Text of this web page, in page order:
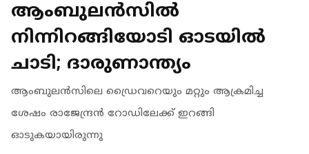
ആംബുലന്‍സില്‍
നിന്നിറങ്ങിയോടി ഓടയില്‍
ചാടി; ദാരുണാന്ത്യം
ആംബുലന്‍സിലെ ഡ്രൈവറെയും മറ്റും ആക്രമിച്ച
ശേഷം രാജേന്ദ്രന്‍ റോഡിലേക്ക് ഇറങ്ങി
ഓടുകയായിരുന്നു